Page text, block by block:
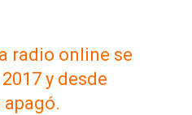
radio online se
y desde